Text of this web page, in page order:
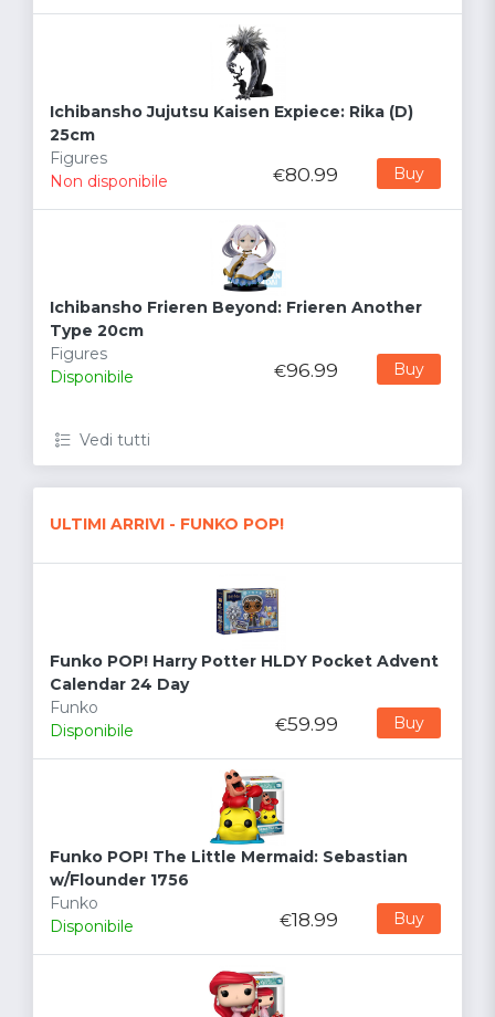
Ichibansho Jujutsu Kaisen Expiece: Rika (D)
25cm
Figures
Non disponibile
€80.99 Buy
Ichibansho Frieren Beyond: Frieren Another
Type 20cm
Figures
Disponibile
€96.99 Buy
Vedi tutti
ULTIMI ARRIVI - FUNKO POP!
Funko POP! Harry Potter HLDY Pocket Advent
Calendar 24 Day
Funko
Disponibile
€59.99 Buy
Funko POP! The Little Mermaid: Sebastian
w/Flounder 1756
Funko
Disponibile
€18.99 Buy